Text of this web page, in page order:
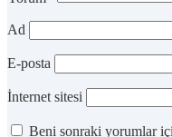
Ad
E-posta
İnternet sitesi
Beni sonraki yorumlar